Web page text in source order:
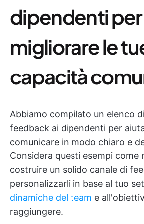
dipendenti per
migliorare le
capacità
Abbiamo compilato un elenco
feedback ai dipendenti per
comunicare in modo chiaro e
Considera questi esempi come
costruire un solido canale di
personalizzarli in base al tuo
dinamiche del team e
raggiungere.